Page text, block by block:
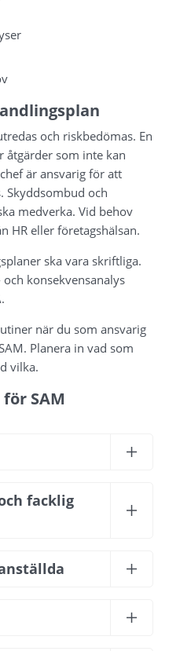
och riskbedömas. En
åtgärder som inte kan
är ansvarig för att
Skyddsombud och
medverka. Vid behov
HR eller företagshälsan.
ska vara skriftliga.
konsekvensanalys
när du som ansvarig
Planera in vad som
vilka.
SAM
facklig